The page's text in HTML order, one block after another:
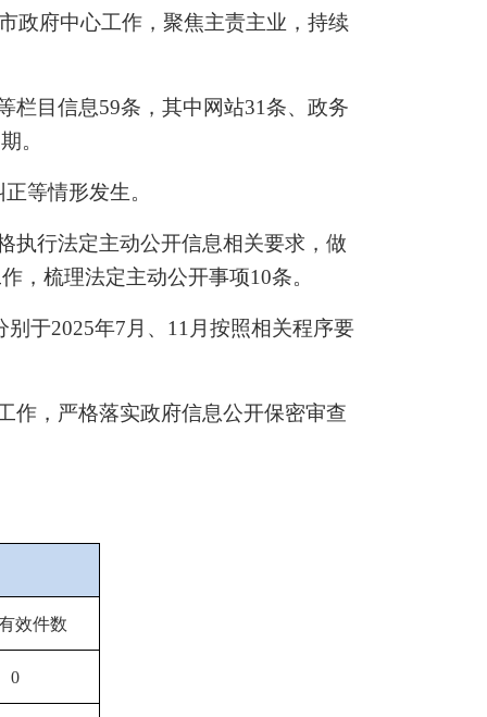
政府中心工作，聚焦主责主业， 持续
栏目信息59条，其中网站31条、政务
期。
等情形发生。
执行法定主动公开信息相关要求，做
，梳理法定主动公开事项10条。
别于2025年7 月、 11 月 按照相关程序要
作，严格落实政府信息公开保密审查
效件数
0